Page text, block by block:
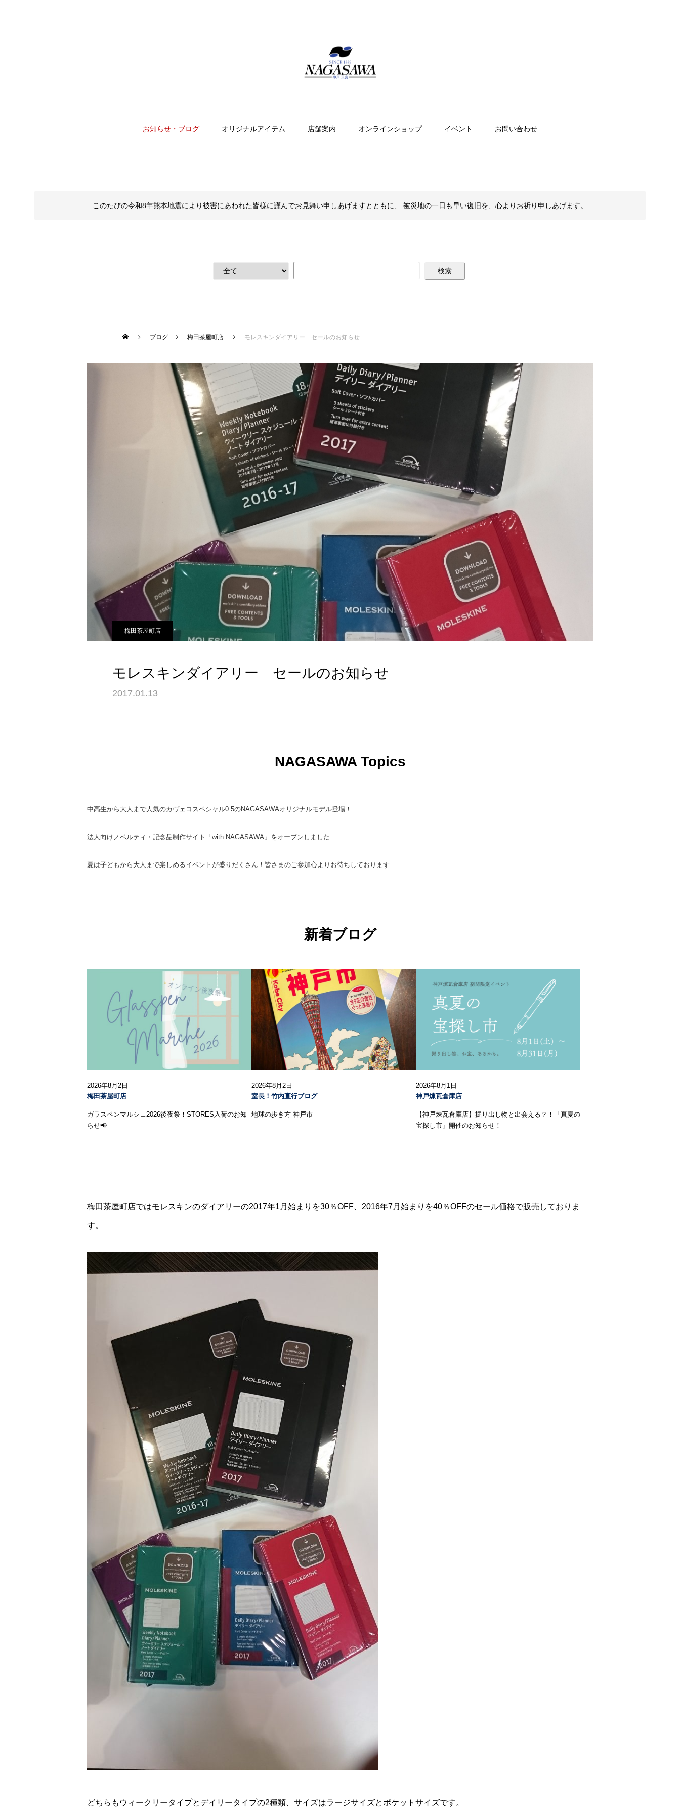
お知らせ・ブログ オリジナルアイテム 店舗案内 オンラインショップ イベント お問い合わせ
このたびの令和8年熊本地震により被害にあわれた皆様に謹んでお見舞い申しあげますとともに、 被災地の一日も早い復旧を、心よりお祈り申しあげます。
ブログ 梅田茶屋町店 モレスキンダイアリー セールのお知らせ
梅田茶屋町店
モレスキンダイアリー セールのお知らせ
2017.01.13
NAGASAWA Topics
中高生から大人まで人気のカヴェコスペシャル0.5のNAGASAWAオリジナルモデル登場！
法人向けノベルティ・記念品制作サイト「with NAGASAWA」をオープンしました
夏は子どもから大人まで楽しめるイベントが盛りだくさん！皆さまのご参加心よりお待ちしております
新着ブログ
2026年8月2日
梅田茶屋町店
ガラスペンマルシェ2026後夜祭！STORES入荷のお知
らせ📢
2026年8月2日
室長！竹内直行ブログ
地球の歩き方 神戸市
2026年8月1日
神戸煉瓦倉庫店
【神戸煉瓦倉庫店】掘り出し物と出会える？！「真夏の
宝探し市」開催のお知らせ！
梅田茶屋町店ではモレスキンのダイアリーの2017年1月始まりを30％OFF、2016年7月始まりを40％OFFのセール価格で販売しておりま
す。
どちらもウィークリータイプとデイリータイプの2種類、サイズはラージサイズとポケットサイズです。